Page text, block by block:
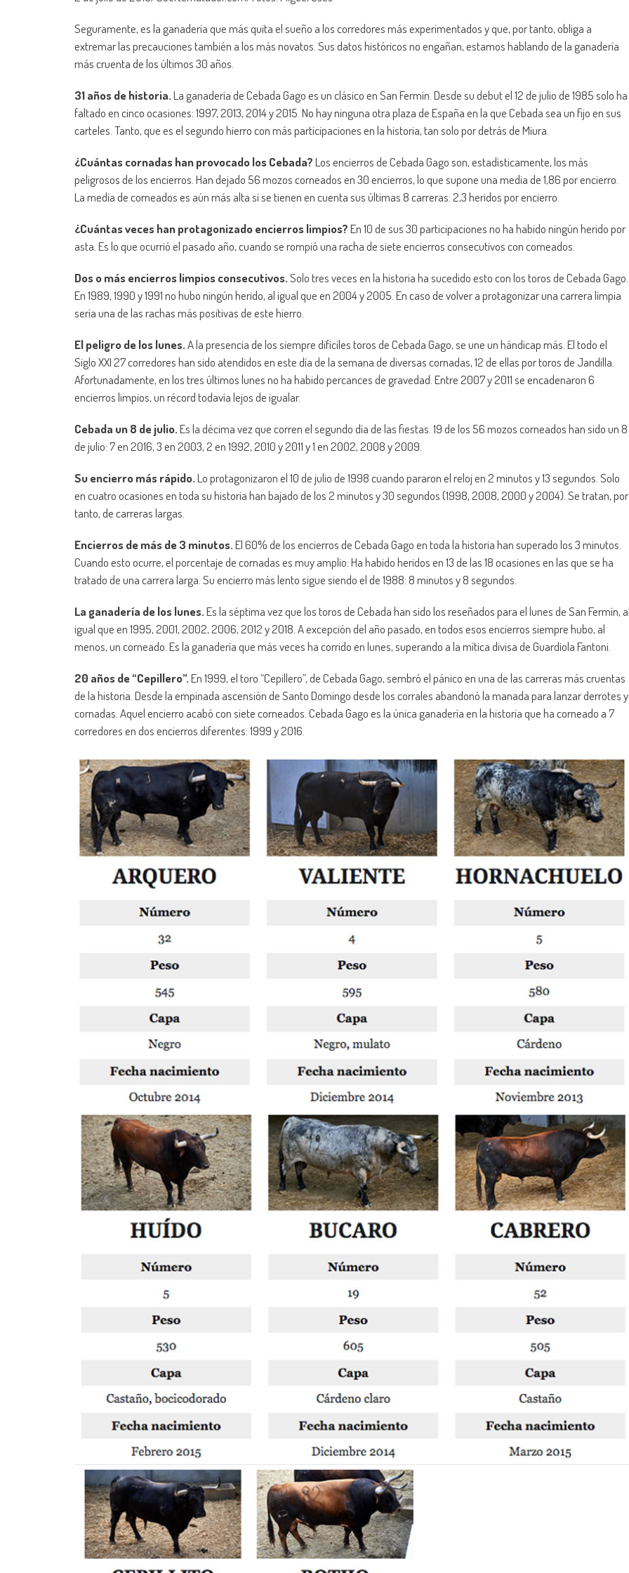
Seguramente, es la ganadería que más quita el sueño a los corredores más experimentados y que, por tanto, obliga a
extremar las precauciones también a los más novatos. Sus datos históricos no engañan, estamos hablando de la ganadería
más cruenta de los últimos 30 años.
31 años de historia.La ganadería de Cebada Gago es un clásico en San Fermín. Desde su debut el 12 de julio de 1985 solo ha
faltado en cinco ocasiones: 1997, 2013, 2014 y 2015. No hay ninguna otra plaza de España en la que Cebada sea un fijo en sus
carteles. Tanto, que es el segundo hierro con más participaciones en la historia, tan solo por detrás de Miura.
¿Cuántas cornadas han provocado los Cebada?Los encierros de Cebada Gago son, estadísticamente, los más
peligrosos de los encierros. Han dejado 56 mozos corneados en 30 encierros, lo que supone una media de 1,86 por encierro.
La media de corneados es aún más alta si se tienen en cuenta sus últimas 8 carreras: 2,3 heridos por encierro.
¿Cuántas veces han protagonizado encierros limpios?En 10 de sus 30 participaciones no ha habido ningún herido por
asta. Es lo que ocurrió el pasado año, cuando se rompió una racha de siete encierros consecutivos con corneados.
Dos o más encierros limpios consecutivos.Solo tres veces en la historia ha sucedido esto con los toros de Cebada Gago.
En 1989, 1990 y 1991 no hubo ningún herido, al igual que en 2004 y 2005. En caso de volver a protagonizar una carrera limpia
sería una de las rachas más positivas de este hierro.
El peligro de los lunes.A la presencia de los siempre difíciles toros de Cebada Gago, se une un hándicap más. El todo el
Siglo XXI 27 corredores han sido atendidos en este día de la semana de diversas cornadas, 12 de ellas por toros de Jandilla.
Afortunadamente, en los tres últimos lunes no ha habido percances de gravedad. Entre 2007 y 2011 se encadenaron 6
encierros limpios, un récord todavía lejos de igualar.
Cebada un 8 de julio.Es la décima vez que corren el segundo día de las fiestas. 19 de los 56 mozos corneados han sido un 8
de julio: 7 en 2016, 3 en 2003, 2 en 1992, 2010 y 2011 y 1 en 2002, 2008 y 2009.
Su encierro más rápido.Lo protagonizaron el 10 de julio de 1998 cuando pararon el reloj en 2 minutos y 13 segundos. Solo
en cuatro ocasiones en toda su historia han bajado de los 2 minutos y 30 segundos (1998, 2008, 2000 y 2004). Se tratan, por
tanto, de carreras largas.
Encierros de más de 3 minutos.El 60% de los encierros de Cebada Gago en toda la historia han superado los 3 minutos.
Cuando esto ocurre, el porcentaje de cornadas es muy amplio: Ha habido heridos en 13 de las 18 ocasiones en las que se ha
tratado de una carrera larga. Su encierro más lento sigue siendo el de 1988: 8 minutos y 8 segundos.
La ganadería de los lunes.Es la séptima vez que los toros de Cebada han sido los reseñados para el lunes de San Fermín,
igual que en 1995, 2001, 2002, 2006, 2012 y 2018. A excepción del año pasado, en todos esos encierros siempre hubo, al
menos, un corneado. Es la ganadería que más veces ha corrido en lunes, superando a la mítica divisa de Guardiola Fantoni.
20 años de “Cepillero”.En 1999, el toro “Cepillero”, de Cebada Gago, sembró el pánico en una de las carreras más cruentas
de la historia. Desde la empinada ascensión de Santo Domingo desde los corrales abandonó la manada para lanzar derrotes y
cornadas. Aquel encierro acabó con siete corneados. Cebada Gago es la única ganadería en la historia que ha corneado a 7
corredores en dos encierros diferentes: 1999 y 2016.